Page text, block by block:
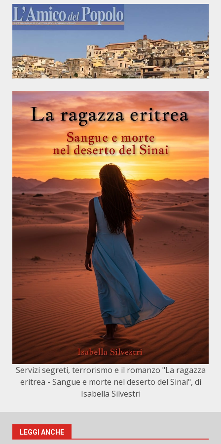
Servizi segreti, terrorismo e il romanzo "La ragazza
eritrea - Sangue e morte nel deserto del Sinai", di
Isabella Silvestri
LEGGI ANCHE